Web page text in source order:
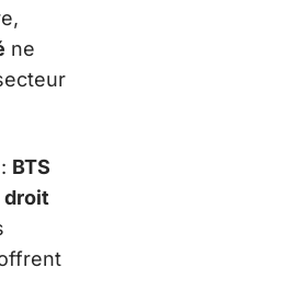
ne
BTS
droit